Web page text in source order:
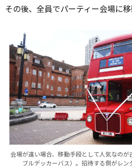
その後、全員でパーティー会場に移
会場が遠い場合、移動手段として人気なの
ブルデッカーバス）。招待する側がレン